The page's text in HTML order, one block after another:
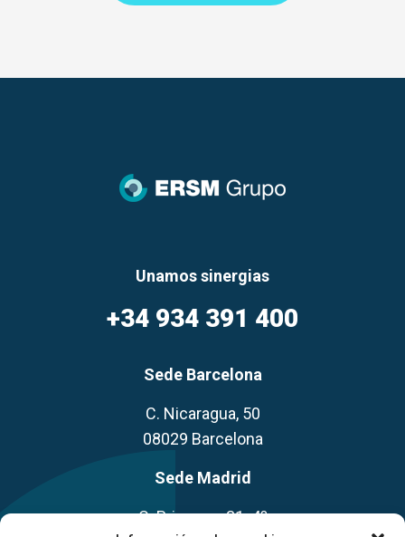
Unamos sinergias
+34 934 391 400
Sede Barcelona
C. Nicaragua, 50
08029 Barcelona
Sede Madrid
C. Princesa, 31. 4º